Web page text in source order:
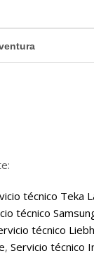
técnico Teka
técnico
técnico
, Servicio técnico